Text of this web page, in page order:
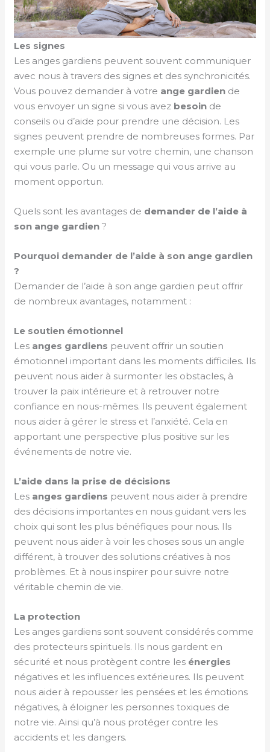
Les signes
Les anges gardiens peuvent souvent communiquer
avec nous à travers des signes et des synchronicités.
Vous pouvez demander à votre ange gardien de
vous envoyer un signe si vous avez besoin de
conseils ou d’aide pour prendre une décision. Les
signes peuvent prendre de nombreuses formes. Par
exemple une plume sur votre chemin, une chanson
qui vous parle. Ou un message qui vous arrive au
moment opportun.
Quels sont les avantages de demander de l’aide à
son ange gardien ?
Pourquoi demander de l’aide à son ange gardien
?
Demander de l’aide à son ange gardien peut offrir
de nombreux avantages, notamment :
Le soutien émotionnel
Les anges gardiens peuvent offrir un soutien
émotionnel important dans les moments difficiles. Ils
peuvent nous aider à surmonter les obstacles, à
trouver la paix intérieure et à retrouver notre
confiance en nous-mêmes. Ils peuvent également
nous aider à gérer le stress et l’anxiété. Cela en
apportant une perspective plus positive sur les
événements de notre vie.
L’aide dans la prise de décisions
Les anges gardiens peuvent nous aider à prendre
des décisions importantes en nous guidant vers les
choix qui sont les plus bénéfiques pour nous. Ils
peuvent nous aider à voir les choses sous un angle
différent, à trouver des solutions créatives à nos
problèmes. Et à nous inspirer pour suivre notre
véritable chemin de vie.
La protection
Les anges gardiens sont souvent considérés comme
des protecteurs spirituels. Ils nous gardent en
sécurité et nous protègent contre les énergies
négatives et les influences extérieures. Ils peuvent
nous aider à repousser les pensées et les émotions
négatives, à éloigner les personnes toxiques de
notre vie. Ainsi qu’à nous protéger contre les
accidents et les dangers.